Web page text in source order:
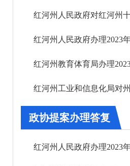
人大代表建议办理答复
政协提案办理答复